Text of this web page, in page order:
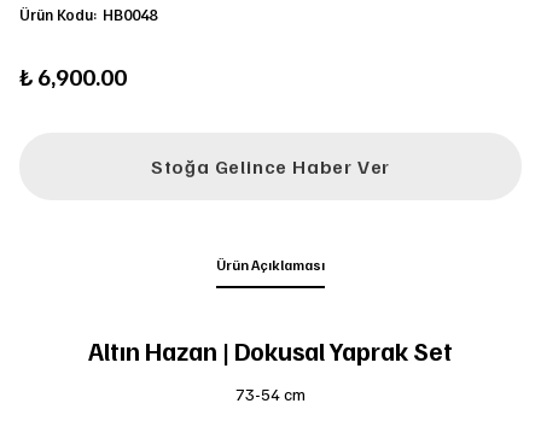
Ürün Kodu: HB0048
₺ 6,900.00
Stoğa Gelince Haber Ver
Ürün Açıklaması
Altın Hazan | Dokusal Yaprak Set
73-54 cm